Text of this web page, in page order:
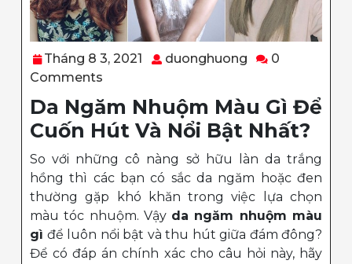
Tháng 8 3, 2021
Tháng
3,
2021
duonghuong duonghuong
0
Comments
Da Ngăm Nhuộm Màu Gì Để
Cuốn Hút Và Nổi Bật Nhất?
So với những cô nàng sở hữu làn da trắng
hồng thì các bạn có sắc da ngăm hoặc đen
thường gặp khó khăn trong việc lựa chọn
màu tóc nhuộm. Vậy da ngăm nhuộm màu
gì để luôn nổi bật và thu hút giữa đám đông?
Để có đáp án chính xác cho câu hỏi này, hãy